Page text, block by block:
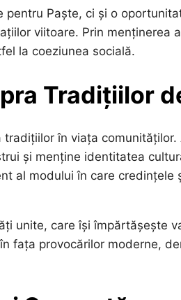
Paște, ci și o
viitoare. Prin menținerea
la coeziunea socială.
Tradițiilor
în viața
și menține identitatea
al modului în care credințele
unite, care își împărtășește
fața provocărilor moderne,